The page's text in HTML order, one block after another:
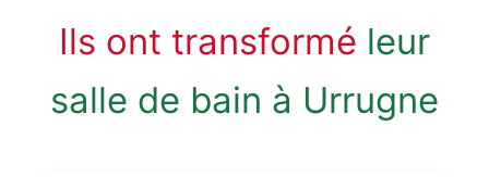
Ils ont transformé leur
salle de bain à Urrugne